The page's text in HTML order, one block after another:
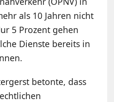
als 10 Jahren nicht
5 Prozent gehen
Dienste bereits in
betonte, dass